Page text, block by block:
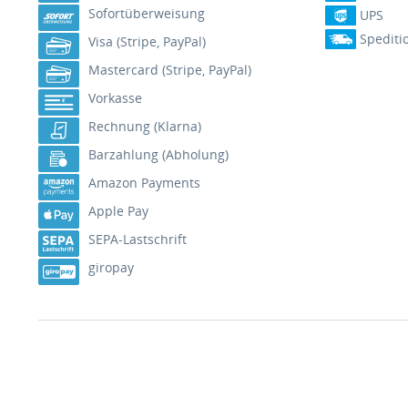
Sofortüberweisung
Visa (Stripe, PayPal)
Mastercard (Stripe, PayPal)
Vorkasse
Rechnung (Klarna)
Barzahlung (Abholung)
Amazon Payments
Apple Pay
SEPA-Lastschrift
giropay
UPS